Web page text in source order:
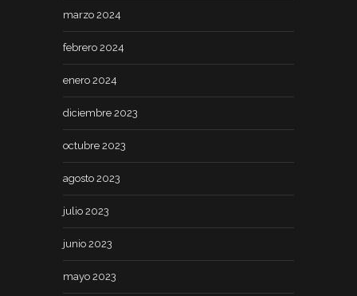
marzo 2024
febrero 2024
enero 2024
diciembre 2023
octubre 2023
agosto 2023
julio 2023
junio 2023
mayo 2023